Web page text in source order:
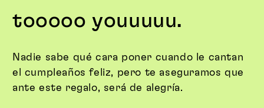
tooooo youuuuu.
Nadie sabe qué cara poner cuando le cantan
el cumpleaños feliz, pero te aseguramos que
ante este regalo, será de alegría.